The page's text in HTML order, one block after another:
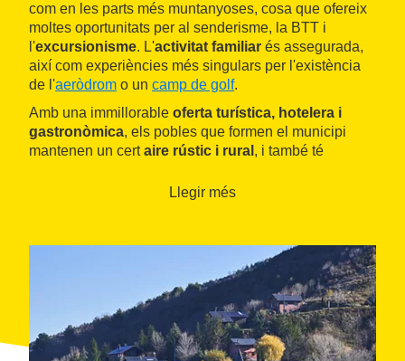
com en les parts més muntanyoses, cosa que ofereix
moltes oportunitats per al senderisme, la BTT i
l'excursionisme. L'activitat familiar és assegurada,
així com experiències més singulars per l'existència
de l'aeròdrom o un camp de golf.
Amb una immillorable oferta turística, hotelera i
gastronòmica, els pobles que formen el municipi
mantenen un certaire rústic i rural , i també té
ermites i esglésies per visitar
Llegir més